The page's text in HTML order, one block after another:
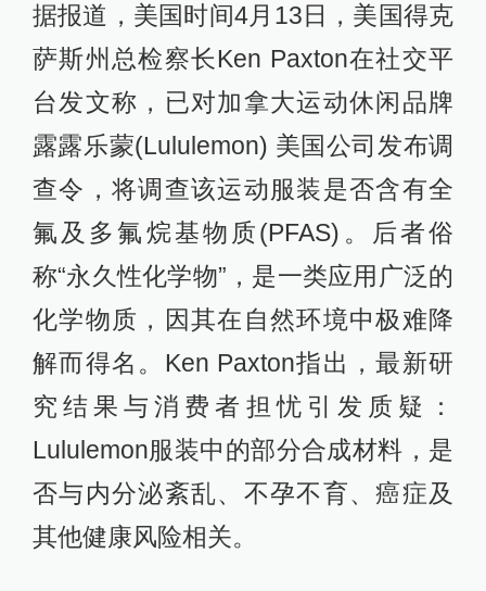
据报道，美国时间4月13日，美国得克
萨斯州总检察长Ken Paxton在社交平
台发文称，已对加拿大运动休闲品牌
露露乐蒙(Lululemon) 美国公司发布调
查令，将调查该运动服装是否含有全
氟及多氟烷基物质(PFAS)。后者俗
称“永久性化学物”，是一类应用广泛的
化学物质，因其在自然环境中极难降
解而得名。Ken Paxton指出，最新研
究结果与消费者担忧引发质疑：
Lululemon服装中的部分合成材料，是
否与内分泌紊乱、不孕不育、癌症及
其他健康风险相关。